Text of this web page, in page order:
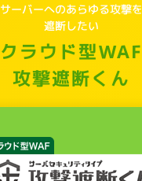
サーバーへのあらゆる攻撃を
遮断したい
クラウド型WAF
攻撃遮断くん